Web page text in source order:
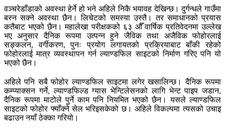
वञ्चरेडाँडाको अवस्था हेर्ने हो भने अहिले निकै भयावह देखिन्छ। दुर्गन्धले गाउँमा
बस्न सक्ने अवस्था छैन। लिचेटको समस्या उस्तै। तर समाधानको प्रयास
कतैबाट भएको छैन। महालेखा परीक्षकको ६३ औँ वार्षिक प्रतिवेदनमा उल्लेख
भए अनुसार दैनिक रूपमा उत्पन्न हुने जैविक तथा अजैविक फोहोरलाई
सङ्कलन, वर्गीकरण, पुनः प्रयोग लगायतको प्रक्रियाबाट बाँकी रहेको
फोहोरलाई मात्र व्यवस्थापन गर्न ल्याण्डफिल साइटको निर्माण गरिए पनि यो
भएको छैन।
अहिले पनि सबै फोहोर ल्याण्डफिल साइटमा लगेर खसालिन्छ। दैनिक रूपमा
कम्प्याक्सन गर्ने, ल्याण्डफिल्ड ग्यास भेन्टिलेसनको लागि भेन्ट पाइप जडान,
दैनिक रूपमा माटोले पुर्ने काम पनि नियमित भएको छैन। यसले ल्याण्डफिल
साइटको फोहोर फ्याँक्ने सेल भरिइसकेको छ। अहिले विकल्पमा त्यसको उचाइ
बढाउन नयाँ ठेक्का गरियो।